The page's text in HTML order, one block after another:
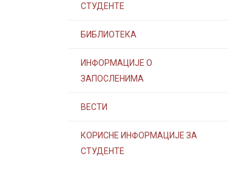
СТУДЕНТЕ
БИБЛИОТЕКА
ИНФОРМАЦИЈЕ О
ЗАПОСЛЕНИМА
ВЕСТИ
КОРИСНЕ ИНФОРМАЦИЈЕ ЗА
СТУДЕНТЕ